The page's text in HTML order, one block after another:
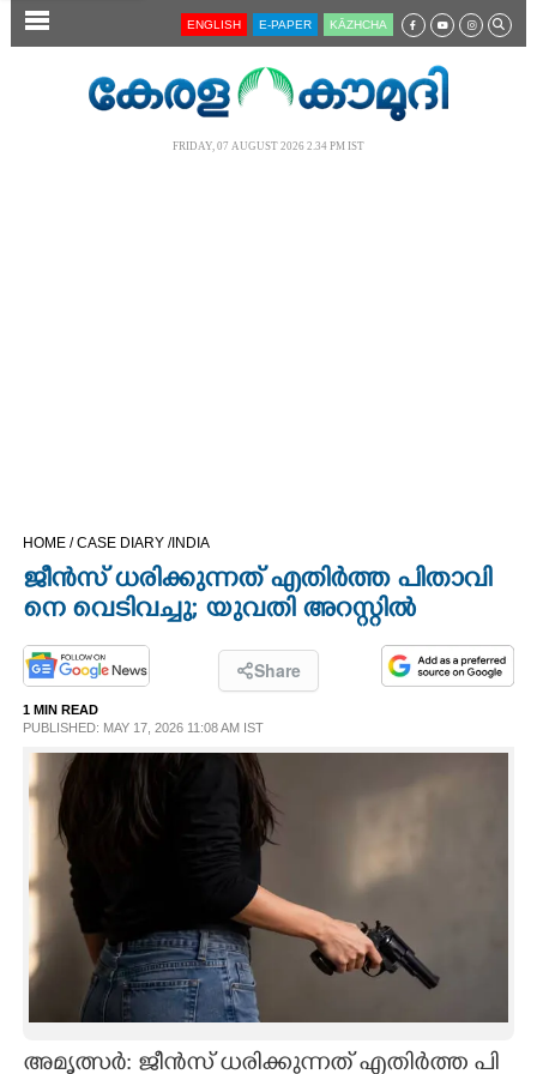
SECTIONS
LIFESTYLE
SPIRITUAL
INFO+
ART
ENGLISH E-PAPER KĀZHCHA
FRIDAY, 07 AUGUST 2026 2.34 PM IST
HOME /CASE DIARY /INDIA
ജീ​ൻ​സ് ധ​രി​ക്കു​ന്ന​ത് എ​തി​ർ​ത്ത പി​താ​വി​
നെ വെ​ടി​വ​ച്ചു; യു​വ​തി അ​റ​സ്റ്റി​ൽ
Share
1 MIN READ
PUBLISHED: MAY 17, 2026 11:08 AM IST
അ​മൃ​ത്സ​ർ: ജീ​ൻ​സ് ധ​രി​ക്കു​ന്ന​ത് എ​തി​ർ​ത്ത പി​